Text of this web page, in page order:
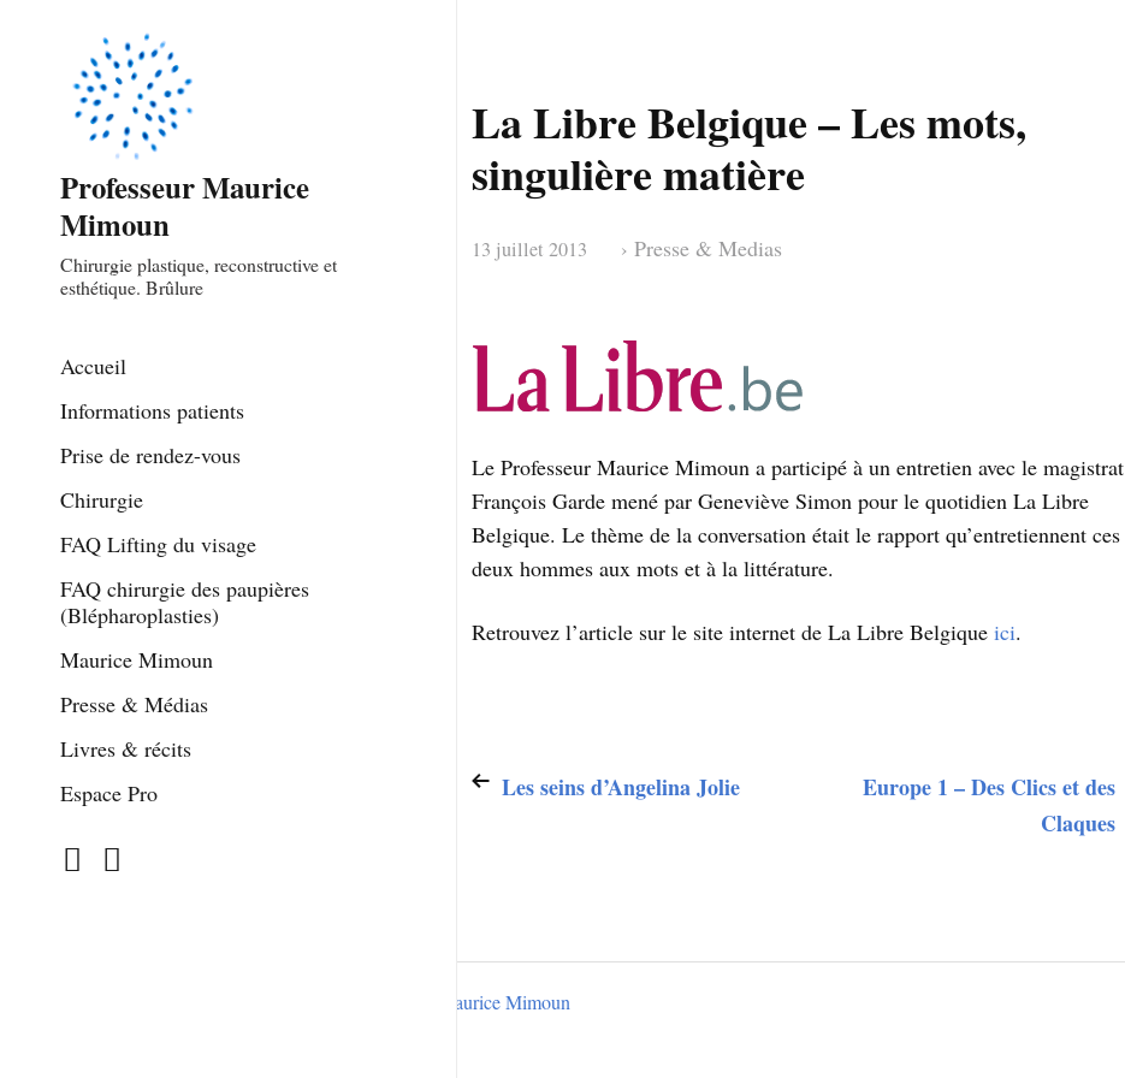
Professeur Maurice
Mimoun
Chirurgie plastique, reconstructive et
esthétique. Brûlure
Accueil
Informations patients
Prise de rendez-vous
Chirurgie
FAQ Lifting du visage
FAQ chirurgie des paupières
(Blépharoplasties)
Maurice Mimoun
Presse & Médias
Livres & récits
Espace Pro
La Libre Belgique – Les mots,
singulière matière
13 juillet 2013 › Presse & Medias
Le Professeur Maurice Mimoun a participé à un entretien avec le magistrat
François Garde mené par Geneviève Simon pour le quotidien La Libre
Belgique. Le thème de la conversation était le rapport qu’entretiennent ces
deux hommes aux mots et à la littérature.
Retrouvez l’article sur le site internet de La Libre Belgique ici.
Les seins d’Angelina Jolie
Europe 1 – Des Clics et des
Claques
Maurice Mimoun